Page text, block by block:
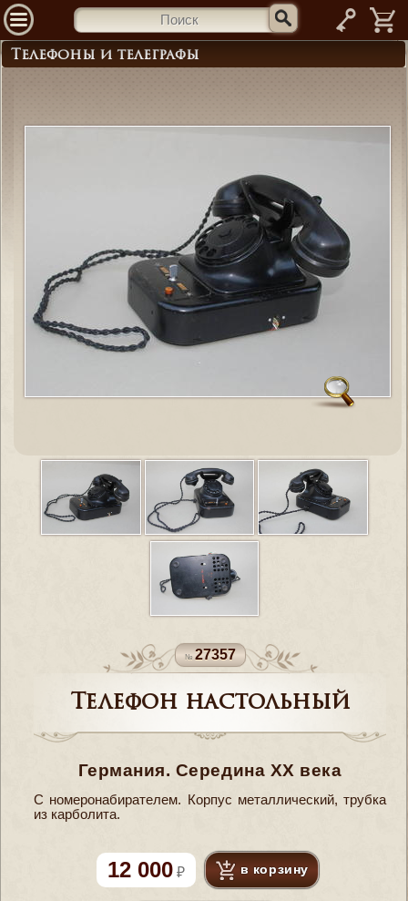
—
Телефоны и телеграфы
27357
Телефон настольный
Германия. Середина XX века
С номеронабирателем. Корпус металлический, трубка
из карболита.
12 000 в корзину